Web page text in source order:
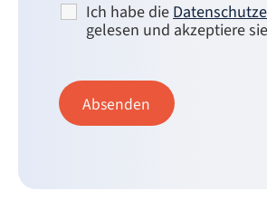
Ich habe die
gelesen und akzeptiere